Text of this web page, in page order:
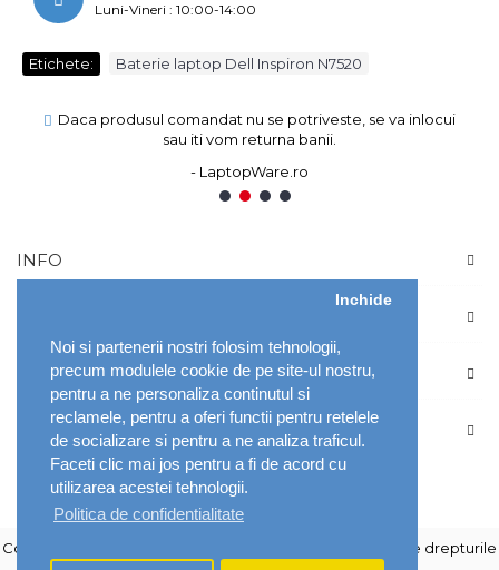
Noi si partenerii nostri folosim tehnologii,
precum modulele cookie de pe site-ul nostru,
pentru a ne personaliza continutul si
reclamele, pentru a oferi functii pentru retelele
de socializare si pentru a ne analiza traficul.
Faceti clic mai jos pentru a fi de acord cu
utilizarea acestei tehnologii.
Politica de confidentialitate
Inchide
Luni-Vineri : 10:00-14:00
Etichete: Baterie laptop Dell Inspiron N7520
Daca produsul comandat nu se potriveste, se va inlocui
sau iti vom returna banii.
- LaptopWare.ro
1
2 3 4
INFO
DETALII
NOUTATI SI PROMOTII SPECIALE
Copyright © 2026 LaptopWare Distribution / Mozeli - Toate drepturile
sunt rezervate.